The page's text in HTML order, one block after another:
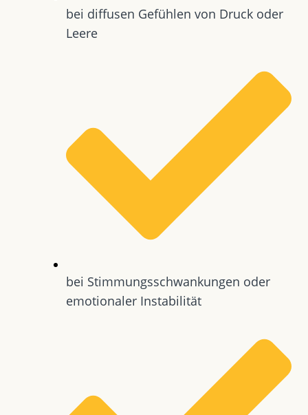
bei diffusen Gefühlen von Druck oder
Leere
bei Stimmungsschwankungen oder
emotionaler Instabilität